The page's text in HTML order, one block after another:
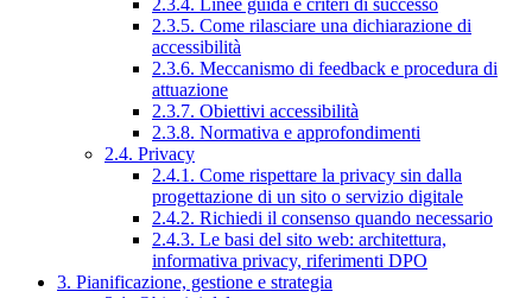
2.3.5. Come rilasciare una dichiarazione di
accessibilità
2.3.6. Meccanismo di feedback e procedura di
attuazione
2.3.7. Obiettivi accessibilità
2.3.8. Normativa e approfondimenti
2.4. Privacy
2.4.1. Come rispettare la privacy sin dalla
progettazione di un sito o servizio digitale
2.4.2. Richiedi il consenso quando necessario
2.4.3. Le basi del sito web: architettura,
informativa privacy, riferimenti DPO
3. Pianificazione, gestione e strategia